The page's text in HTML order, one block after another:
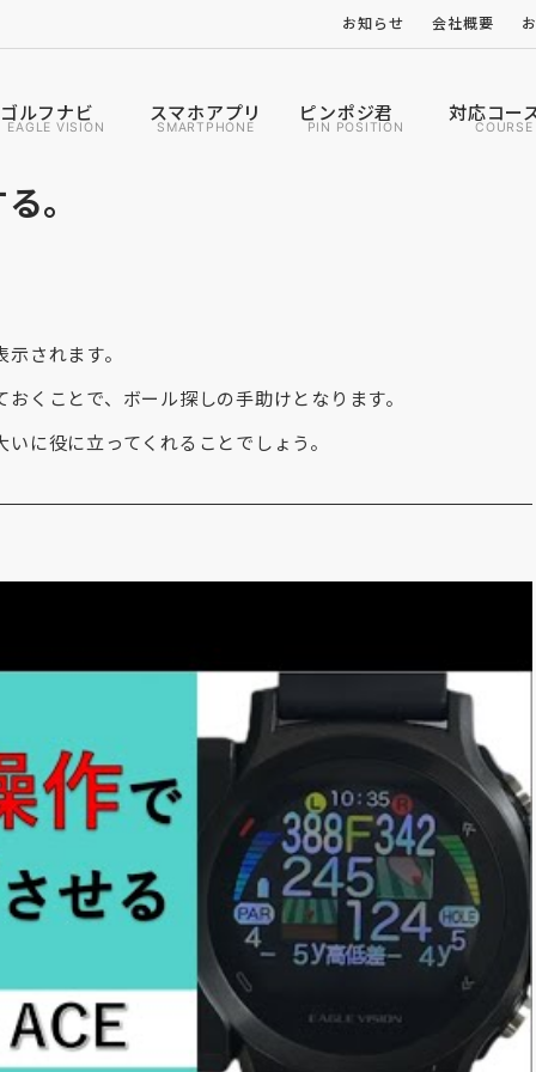
お知らせ 会社概要
ゴルフナビ
EAGLE VISION
スマホアプリ
SMARTPHONE
ピンポジ君
PIN POSITION
対応コー
COURSE
。
されます。
くことで、ボール探しの手助けとなります。
に役に立ってくれることでしょう。